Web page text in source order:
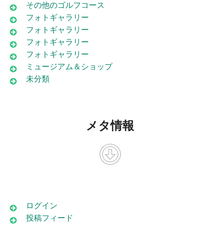
その他のゴルフコース
フォトギャラリー
フォトギャラリー
フォトギャラリー
フォトギャラリー
ミュージアム＆ショップ
未分類
メタ情報
ログイン
投稿フィード